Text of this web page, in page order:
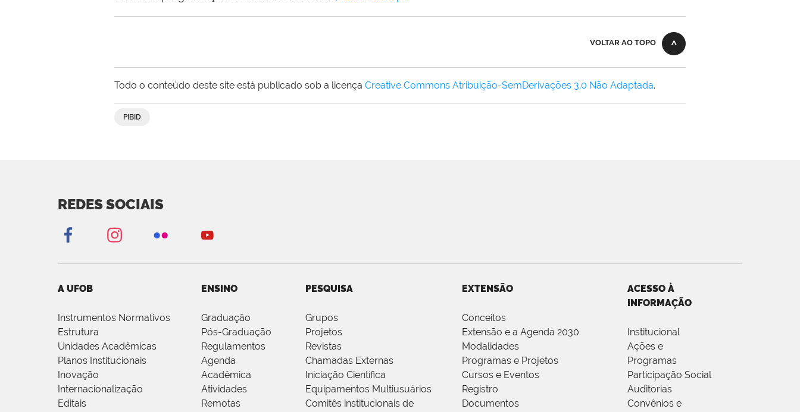
VOLTAR AO TOPO
Todo o conteúdo deste site está publicado sob a licença Creative Commons Atribuição-SemDerivações 3.0 Não Adaptada.
PIBID
REDES SOCIAIS
A UFOB
Instrumentos Normativos
Estrutura
Unidades Acadêmicas
Planos Institucionais
Inovação
Internacionalização
Editais
ENSINO
Graduação
Pós-Graduação
Regulamentos
Agenda
Acadêmica
Atividades
Remotas
PESQUISA
Grupos
Projetos
Revistas
Chamadas Externas
Iniciação Científica
Equipamentos Multiusuários
Comitês institucionais de
EXTENSÃO
Conceitos
Extensão e a Agenda 2030
Modalidades
Programas e Projetos
Cursos e Eventos
Registro
Documentos
ACESSO À
INFORMAÇÃO
Institucional
Ações e
Programas
Participação Social
Auditorias
Convênios e